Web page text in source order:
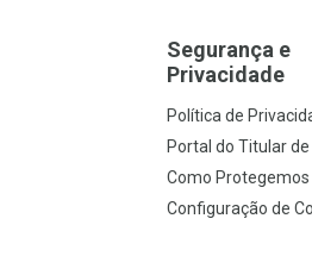
Segurança e
Privacidade
Política de
Portal do Titular
Como Protegemos
Configuração de